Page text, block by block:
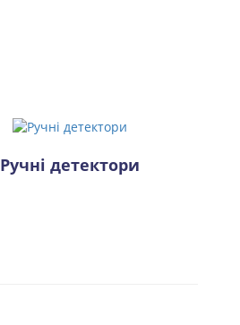
Ручні детектори